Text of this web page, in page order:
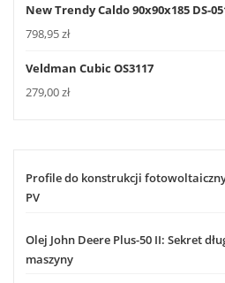
New Trendy Caldo 90x90x185 DS-
798,95zł
Veldman Cubic OS3117
279,00zł
Profile do konstrukcji
PV
Olej John Deere Plus-50 II: Sekret
maszyny